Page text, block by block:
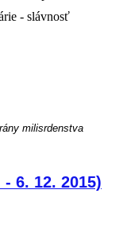
- slávnosť
milisrdenstva
6. 12. 2015)